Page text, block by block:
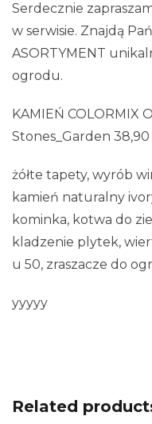
Serdecznie
w serwisie. Znajdą
ASORTYMENT
ogrodu.
KAMIEŃ COLORMIX
Stones_Garden 38,90
żółte tapety, wyrób
kamień naturalny
kominka, kotwa do
kladzenie plytek,
u 50, zraszacze do
yyyyy
Related